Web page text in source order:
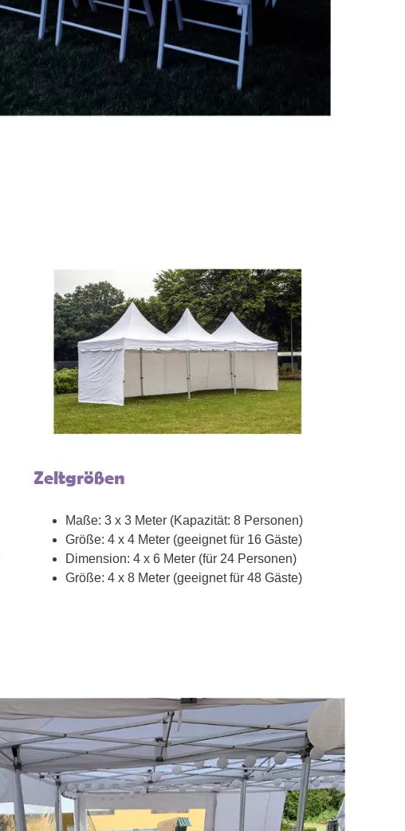
Zeltgrößen
Maße: 3 x 3 Meter (Kapazität: 8 Personen)
Größe: 4 x 4 Meter (geeignet für 16 Gäste)
Dimension: 4 x 6 Meter (für 24 Personen)
Größe: 4 x 8 Meter (geeignet für 48 Gäste)